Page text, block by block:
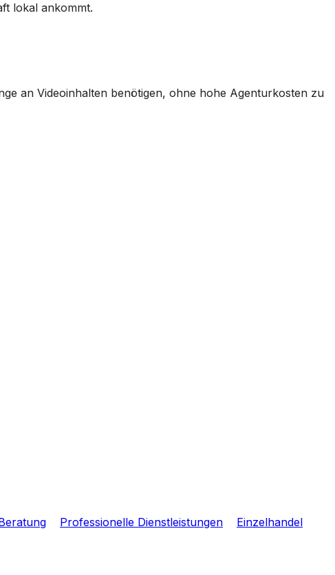
lokal ankommt.
an Videoinhalten benötigen, ohne hohe Agenturkosten zu
Professionelle Dienstleistungen
Einzelhandel